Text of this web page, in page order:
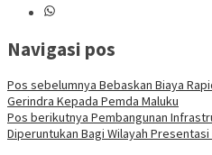
Navigasi pos
Pos sebelumnya Bebaskan Biaya
Gerindra Kepada Pemda Maluku
Pos berikutnya Pembangunan
Diperuntukan Bagi Wilayah